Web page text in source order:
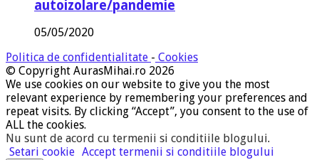
autoizolare/pandemie
05/05/2020
Politica de confidentialitate - Cookies
© Copyright AurasMihai.ro 2026
We use cookies on our website to give you the most
relevant experience by remembering your preferences and
repeat visits. By clicking “Accept”, you consent to the use of
ALL the cookies.
Nu sunt de acord cu termenii si conditiile blogului.
Setari cookie Accept termenii si conditiile blogului